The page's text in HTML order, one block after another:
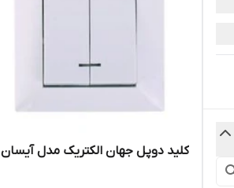
کلید دوپل جهان الکتریک مدل آیسان